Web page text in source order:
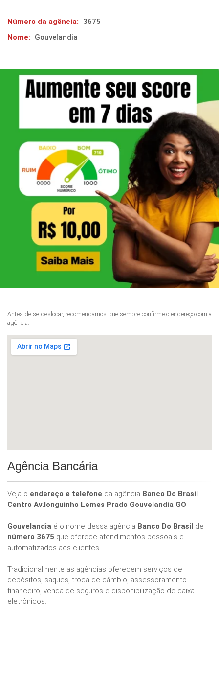
Número da agência:
3675
Nome:
Gouvelandia
Antes de se deslocar, recomendamos que sempre confirme o endereço com a
agência.
Agência Bancária
Veja o endereço e telefone da agência Banco Do Brasil
Centro Av.longuinho Lemes Prado Gouvelandia GO.
Gouvelandia é o nome dessa agência Banco Do Brasil de
número 3675 que oferece atendimentos pessoais e
automatizados aos clientes.
Tradicionalmente as agências oferecem serviços de
depósitos, saques, troca de câmbio, assessoramento
financeiro, venda de seguros e disponibilização de caixa
eletrônicos.